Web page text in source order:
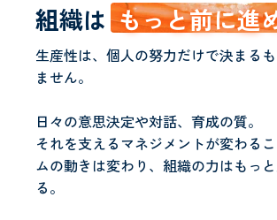
組織は もっと前に進
生産性は、個人の努力だけで決まる
ません。
日々の意思決定や対話、育成の質。
それを支えるマネジメントが変わる
ムの動きは変わり、組織の力はもっ
る。